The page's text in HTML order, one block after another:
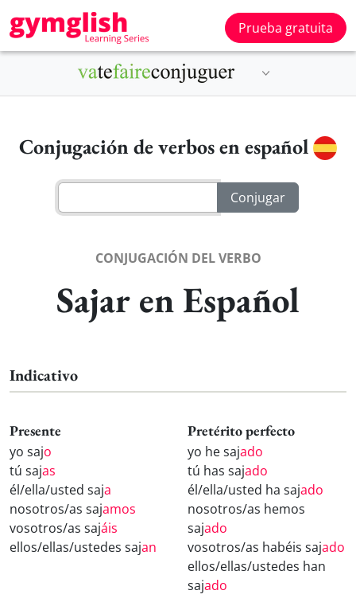
Prueba gratuita
Conjugación de verbos en español
CONJUGACIÓN DEL VERBO
Sajar en Español
Indicativo
Presente
yo sajo
tú sajas
él/ella/usted saja
nosotros/as sajamos
vosotros/as sajáis
ellos/ellas/ustedes sajan
Pretérito perfecto
yo he sajado
tú has sajado
él/ella/usted ha sajado
nosotros/as hemos
sajado
vosotros/as habéis sajado
ellos/ellas/ustedes han
sajado